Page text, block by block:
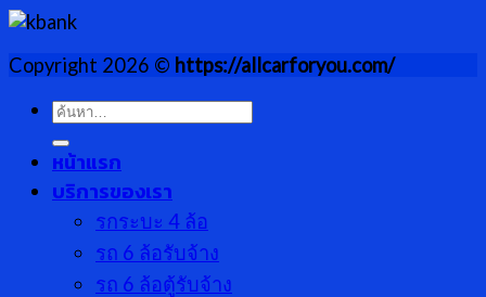
Copyright 2026 © https://allcarforyou.com/
ค้นหา:
หน้าแรก
บริการของเรา
รกระบะ 4 ล้อ
รถ 6 ล้อรับจ้าง
รถ 6 ล้อตู้รับจ้าง